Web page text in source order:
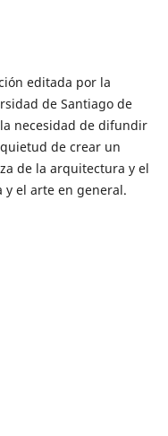
editada por la
de Santiago de
necesidad de difundir
de crear un
de la arquitectura y el
el arte en general.